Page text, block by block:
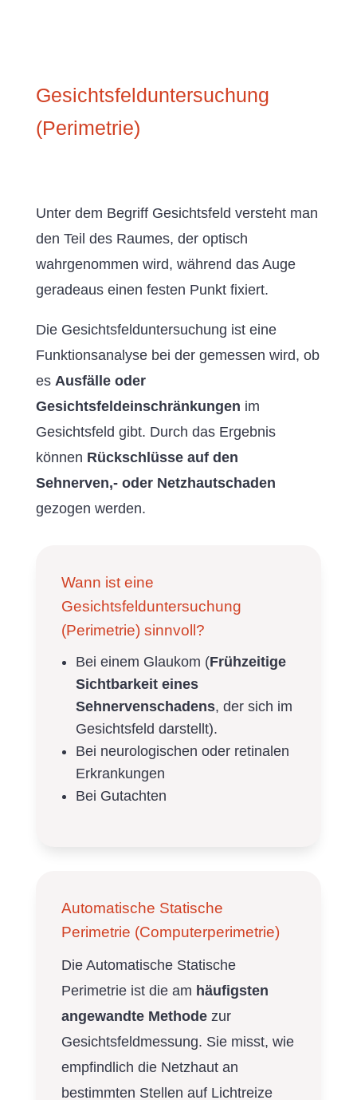
Gesichtsfelduntersuchung
(Perimetrie)
Unter dem Begriff Gesichtsfeld versteht man
den Teil des Raumes, der optisch
wahrgenommen wird, während das Auge
geradeaus einen festen Punkt fixiert.
Die Gesichtsfelduntersuchung ist eine
Funktionsanalyse bei der gemessen wird, ob
es Ausfälle oder
Gesichtsfeldeinschränkungen im
Gesichtsfeld gibt. Durch das Ergebnis
können Rückschlüsse auf den
Sehnerven,- oder Netzhautschaden
gezogen werden.
Wann ist eine
Gesichtsfelduntersuchung
(Perimetrie) sinnvoll?
Bei einem Glaukom (Frühzeitige
Sichtbarkeit eines
Sehnervenschadens, der sich im
Gesichtsfeld darstellt).
Bei neurologischen oder retinalen
Erkrankungen
Bei Gutachten
Automatische Statische
Perimetrie (Computerperimetrie)
Die Automatische Statische
Perimetrie ist die am häufigsten
angewandte Methodezur
Gesichtsfeldmessung. Sie misst, wie
empfindlich die Netzhaut an
bestimmten Stellen auf Lichtreize